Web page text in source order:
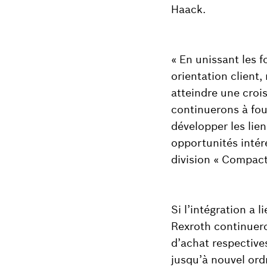
Haack.
« En unissant les
orientation client,
atteindre une
continuerons à
développer les
opportunités
division «
Si l’intégration a
Rexroth
d’achat
jusqu’à nouvel